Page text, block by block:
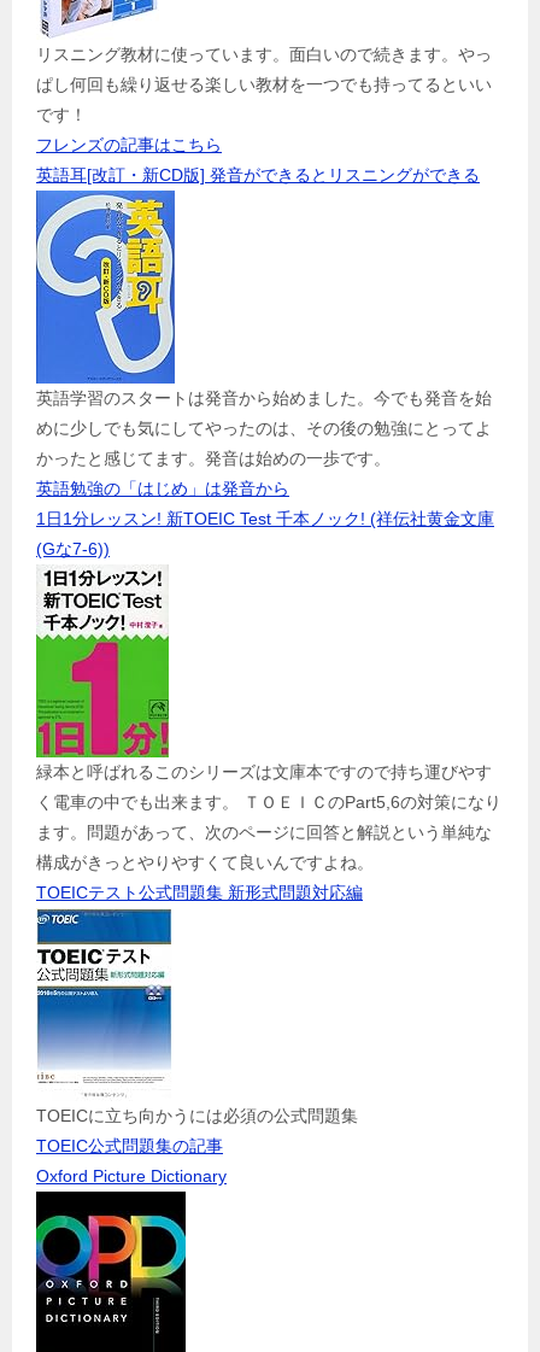
リスニング教材に使っています。面白いので続きます。やっ
ぱし何回も繰り返せる楽しい教材を一つでも持ってるといい
です！
フレンズの記事はこちら
英語耳[改訂・新CD版] 発音ができるとリスニングができる
英語学習のスタートは発音から始めました。今でも発音を始
めに少しでも気にしてやったのは、その後の勉強にとってよ
かったと感じてます。発音は始めの一歩です。
英語勉強の「はじめ」は発音から
1日1分レッスン! 新TOEIC Test 千本ノック! (祥伝社黄金文庫
(Gな7-6))
緑本と呼ばれるこのシリーズは文庫本ですので持ち運びやす
く電車の中でも出来ます。 ＴＯＥＩＣのPart5,6の対策になり
ます。問題があって、次のページに回答と解説という単純な
構成がきっとやりやすくて良いんですよね。
TOEICテスト公式問題集 新形式問題対応編
TOEICに立ち向かうには必須の公式問題集
TOEIC公式問題集の記事
Oxford Picture Dictionary